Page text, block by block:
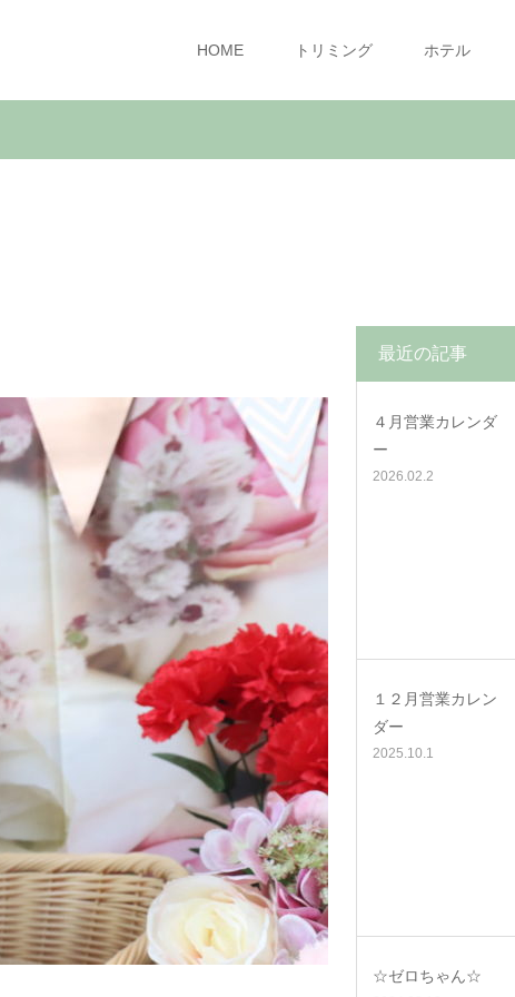
HOME トリミング ホテル
最近の記事
４月営業カレンダ
ー
2026.02.2
１２月営業カレン
ダー
2025.10.1
☆ゼロちゃん☆